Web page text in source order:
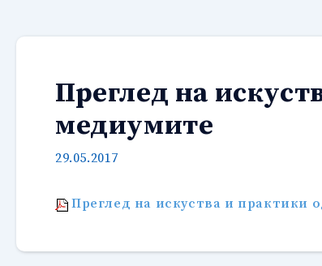
Преглед на
медиумите
29.05.2017
Преглед на искуства и практики